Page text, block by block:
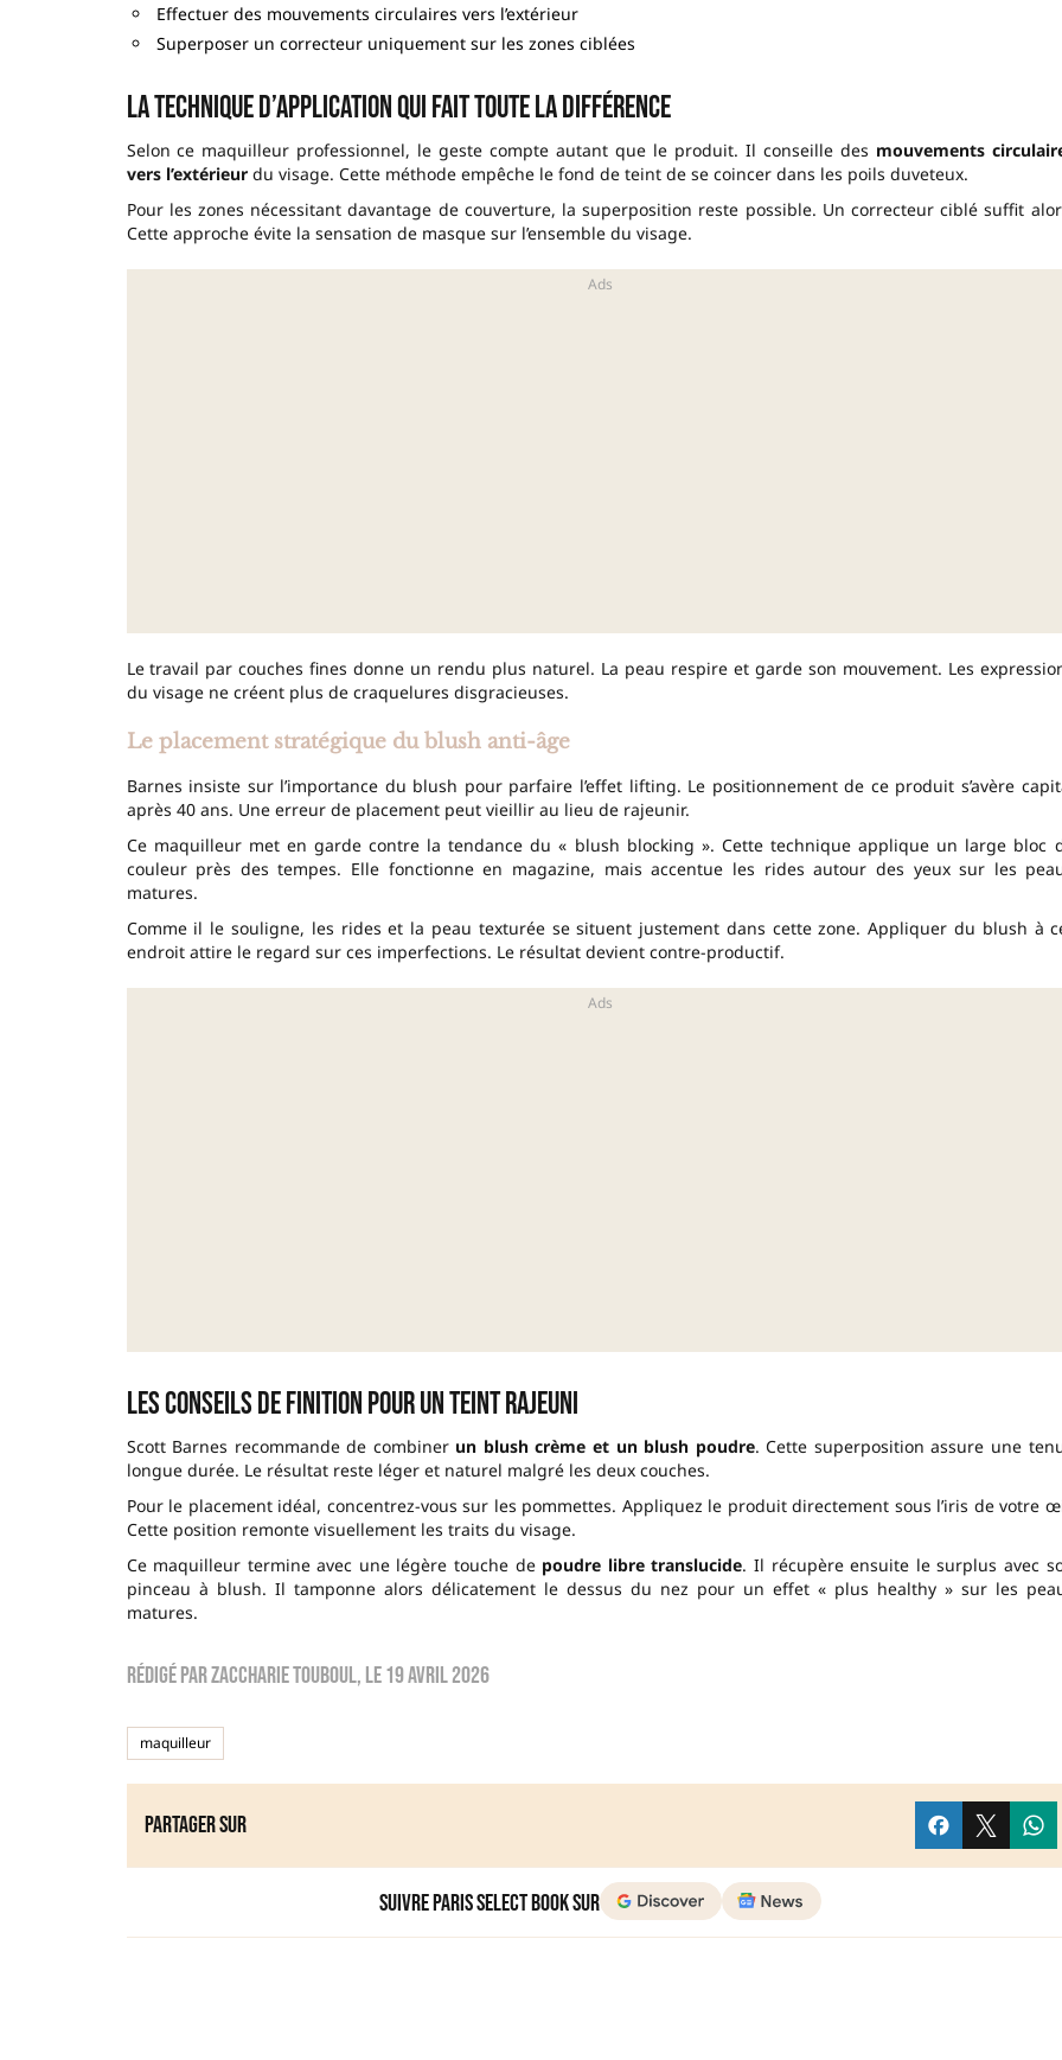
Effectuer des mouvements circulaires vers l’extérieur
Superposer un correcteur uniquement sur les zones ciblées
La technique d’application qui fait toute la différence
Selon ce maquilleur professionnel, le geste compte autant que le produit. Il conseille des mouvements
vers l’extérieurdu visage. Cette méthode empêche le fond de teint de se coincer dans les poils duveteux.
Pour les zones nécessitant davantage de couverture, la superposition reste possible. Un correcteur ciblé suffit
Cette approche évite la sensation de masque sur l’ensemble du visage.
Le travail par couches fines donne un rendu plus naturel. La peau respire et garde son mouvement. Les
du visage ne créent plus de craquelures disgracieuses.
Le placement stratégique du blush anti-âge
Barnes insiste sur l’importance du blush pour parfaire l’effet lifting. Le positionnement de ce produit s’avère
après 40 ans. Une erreur de placement peut vieillir au lieu de rajeunir.
Ce maquilleur met en garde contre la tendance du « blush blocking ». Cette technique applique un large bloc
couleur près des tempes. Elle fonctionne en magazine, mais accentue les rides autour des yeux sur les
matures.
Comme il le souligne, les rides et la peau texturée se situent justement dans cette zone. Appliquer du blush à
endroit attire le regard sur ces imperfections. Le résultat devient contre-productif.
Les conseils de finition pour un teint rajeuni
Scott Barnes recommande de combiner un blush crème et un blush poudre. Cette superposition assure une
longue durée. Le résultat reste léger et naturel malgré les deux couches.
Pour le placement idéal, concentrez-vous sur les pommettes. Appliquez le produit directement sous l’iris de votre
Cette position remonte visuellement les traits du visage.
Ce maquilleur termine avec une légère touche de poudre libre translucide. Il récupère ensuite le surplus avec
pinceau à blush. Il tamponne alors délicatement le dessus du nez pour un effet « plus healthy » sur les
matures.
Rédigé parzaccharie touboul, le19 avril 2026
maquilleur
Partager sur
Suivre Paris Select Book sur